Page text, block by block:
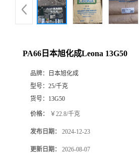
PA66日本旭化成Leona 13G50
品牌：
日本旭化成
型号： 25/千克
货号： 13G50
价格： ￥22.8/千克
发布日期： 2024-12-23
更新日期： 2026-08-07